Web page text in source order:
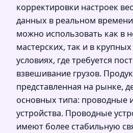
корректировки настроек
данных в реальном
можно использовать как в
мастерских, так и в
условиях, где требуется
взвешивание грузов.
представленная на рынке,
основных типа: проводные
устройства. Проводные
имеют более стабильную